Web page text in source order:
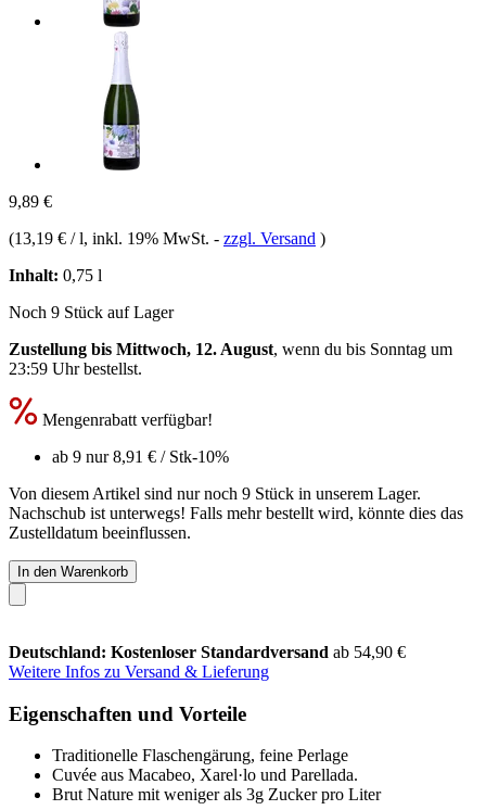
9,89 €
(13,19 € / l, inkl. 19% MwSt. - zzgl. Versand )
Inhalt: 0,75 l
Noch 9 Stück auf Lager
Zustellung bis Mittwoch, 12. August, wenn du bis Sonntag um
23:59 Uhrbestellst.
Mengenrabatt verfügbar!
ab 9 nur8,91 € / Stk-10%
Von diesem Artikel sind nur noch 9 Stück in unserem Lager.
Nachschub ist unterwegs! Falls mehr bestellt wird, könnte dies das
Zustelldatum beeinflussen.
In den Warenkorb
Deutschland: Kostenloser Standardversand ab 54,90 €
Weitere Infos zu Versand & Lieferung
Eigenschaften und Vorteile
Traditionelle Flaschengärung, feine Perlage
Cuvée aus Macabeo, Xarel·lo und Parellada.
Brut Nature mit weniger als 3g Zucker pro Liter